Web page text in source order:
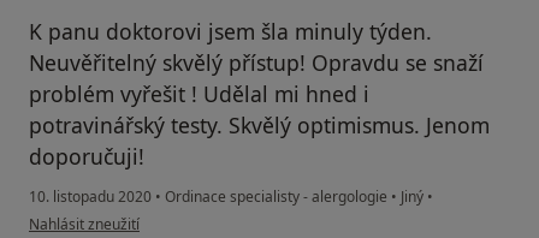
K panu doktorovi jsem šla minuly týden.
Neuvěřitelný skvělý přístup! Opravdu se snaží
problém vyřešit ! Udělal mi hned i
potravinářský testy. Skvělý optimismus. Jenom
doporučuji!
10. listopadu 2020 • Ordinace specialisty - alergologie • Jiný •
podle názoru uživatele Nejlepší alergolog!
Nahlásit zneužití